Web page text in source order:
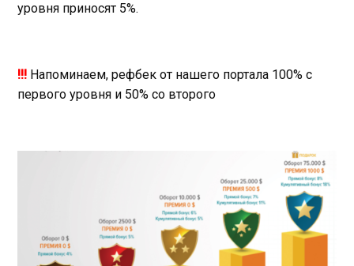
уровня приносят 5%.
!!! Напоминаем, рефбек от нашего портала 100% с
первого уровня и 50% со второго